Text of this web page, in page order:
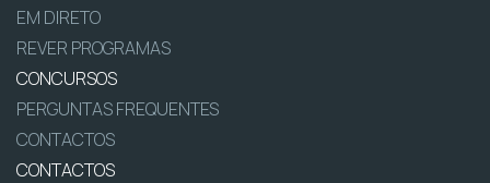
EM DIRETO
REVER PROGRAMAS
CONCURSOS
PERGUNTAS FREQUENTES
CONTACTOS
CONTACTOS